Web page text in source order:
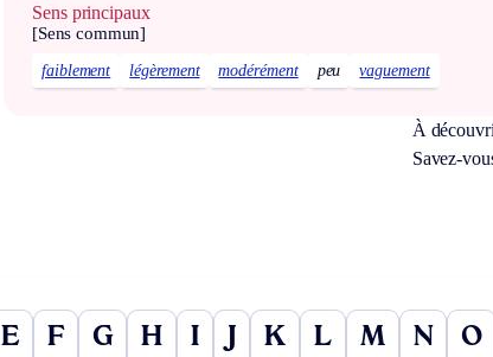
Sens principaux
[Sens commun]
faiblement légèrement modérément peu vaguement
À
Savez-
E F G H I J K L M N O